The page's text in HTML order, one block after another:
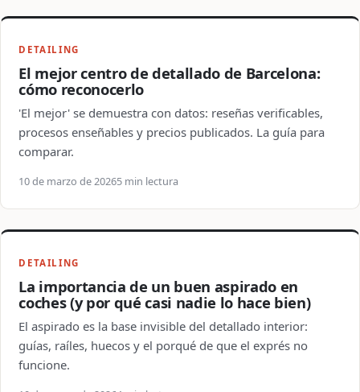
DETAILING
El mejor centro de detallado de Barcelona:
cómo reconocerlo
'El mejor' se demuestra con datos: reseñas verificables,
procesos enseñables y precios publicados. La guía para
comparar.
10 de marzo de 20265 min lectura
DETAILING
La importancia de un buen aspirado en
coches (y por qué casi nadie lo hace bien)
El aspirado es la base invisible del detallado interior:
guías, raíles, huecos y el porqué de que el exprés no
funcione.